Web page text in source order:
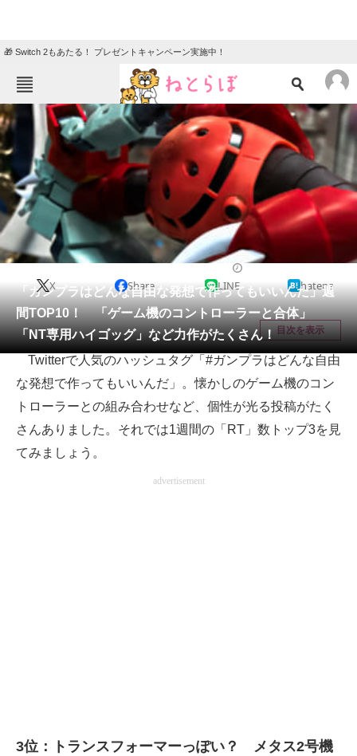
🎁 Switch 2もあたる！ プレゼントキャンペーン実施中！
ねとらぼメニュー
TOP ニュース
エンタメ クイズ
グルメ 地域
住まい 教育・育児
動物 リサーチ
会員記事
メディア
注目記事を集めた総合ページ
ITの今と未来を見通す
スマホと通信の最新トレンド
進化するPCとデバイスの未来
「ガンプラはどんな自由な発想で作ってもいいんだ」週
間TOP10！ 「ゲーム機のコントローラーと合体」
「NT専用ハイゴッグ」など力作がたくさん！
X Share LINE hatena
目次を表示
Twitterで人気のハッシュタグ「#ガンプラはどんな自由
な発想で作ってもいいんだ」。懐かしのゲーム機のコン
トローラーとの組み合わせなど、個性が光る投稿がたく
さんありました。それでは1週間の「RT」数トップ3を見
てみましょう。
advertisement
3位：トランスフォーマーっぽい？ メタス2号機